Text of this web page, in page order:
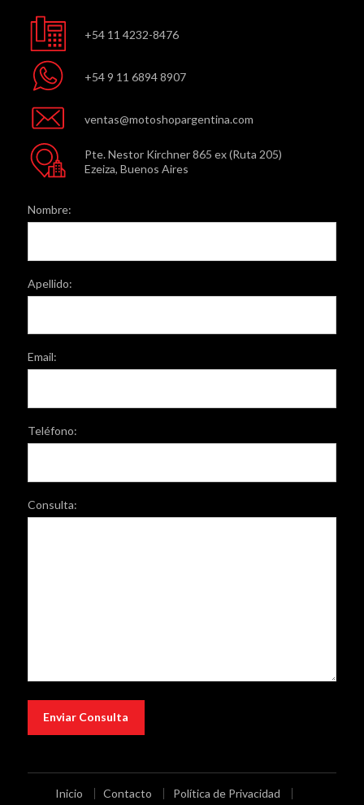
+54 11 4232-8476
+54 9 11 6894 8907
ventas@motoshopargentina.com
Pte. Nestor Kirchner 865 ex (Ruta 205)
Ezeiza, Buenos Aires
Nombre:
Apellido:
Email:
Teléfono:
Consulta:
Inicio Contacto
Política de Privacidad